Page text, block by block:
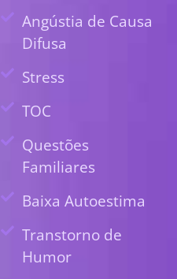
Angústia de Causa
Difusa
Stress
TOC
Questões
Familiares
Baixa Autoestima
Transtorno de
Humor